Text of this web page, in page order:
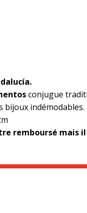
conjugue
bijoux indémodables.
remboursé mais